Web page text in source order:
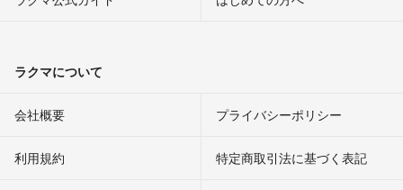
ラクマについて
会社概要 プライバシーポリシー
利用規約 特定商取引法に基づく表記